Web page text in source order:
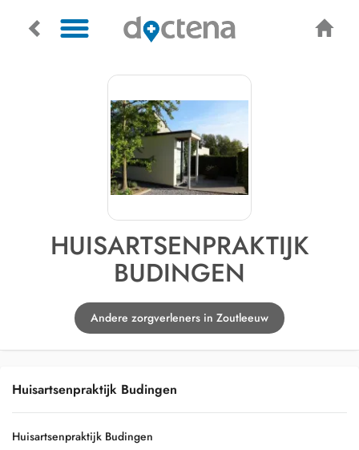
HUISARTSENPRAKTIJK
BUDINGEN
Andere zorgverleners in Zoutleeuw
Huisartsenpraktijk Budingen
Huisartsenpraktijk Budingen